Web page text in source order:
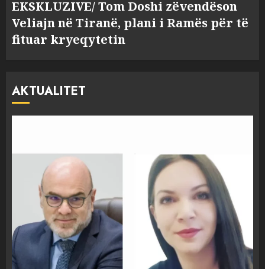
EKSKLUZIVE/ Tom Doshi zëvendëson
Veliajn në Tiranë, plani i Ramës për të
fituar kryeqytetin
AKTUALITET